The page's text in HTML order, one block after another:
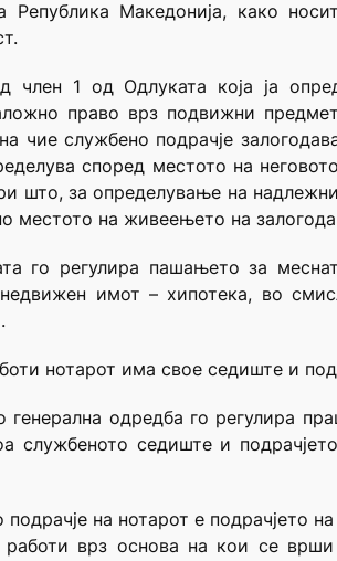
Македонија, како
член 1 од Одлуката која ја
право врз подвижни
чие службено подрачје
според местото на
што, за определување на
местото на живеењето на
го регулира пашањето за
имот – хипотека, во
нотарот има свое седиште и
одредба го регулира
службеното седиште и
на нотарот е подрачјето
врз основа на кои се